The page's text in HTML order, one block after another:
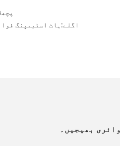
اگلے: ہاٹ اسٹیمپنگ
بھیجیں۔